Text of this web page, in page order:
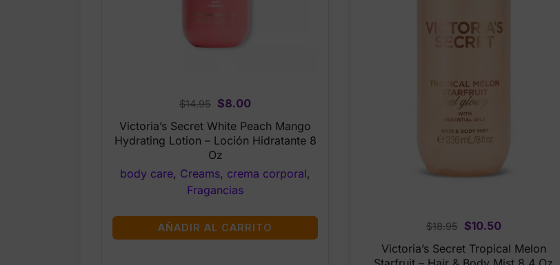
$14.95 Original
price
was:
$14.95.
$8.00Current
price
is:
Victoria’s Secret White Peach Mango
Hydrating Lotion – Loción Hidratante 8
Oz
body care, Creams, crema corporal,
Fragancias
AÑADIR AL CARRITO $18.95
Original
price
was:
$10.50Current
price
is:
Victoria’s Secret Tropical Melon